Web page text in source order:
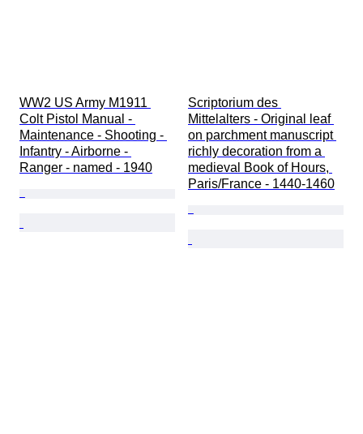
WW2 US Army M1911
Colt Pistol Manual -
Maintenance - Shooting -
Infantry - Airborne -
Ranger - named - 1940
Scriptorium des
Mittelalters - Original leaf
on parchment manuscript
richly decoration from a
medieval Book of Hours,
Paris/France - 1440-1460